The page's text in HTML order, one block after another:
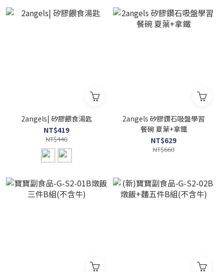
2angels| 矽膠餵食湯匙
NT$419
NT$440
2angels 矽膠鑽石吸盤學習
餐碗 夏葉+拿鐵
NT$629
NT$660